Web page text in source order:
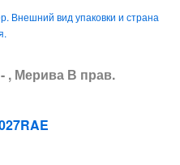
Внешний вид упаковки и страна
, Мерива В прав.